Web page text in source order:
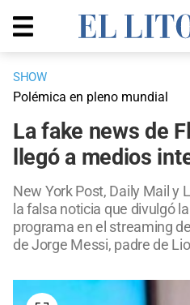
SHOW
Polémica en pleno mundial
La fake news de
llegó a medios
New York Post, Daily Mail y
la falsa noticia que divulgó
programa en el streaming
de Jorge Messi, padre de